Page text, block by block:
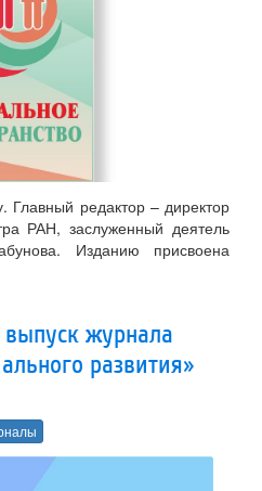
Главный редактор – директор
РАН, заслуженный деятель
Изданию присвоена
журнала
развития»